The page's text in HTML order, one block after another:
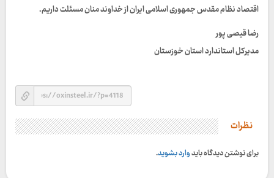
اقتصاد نظام مقدس جمهوری اسلامی ایران از خداوند منان مسئلت داریم.
رضا قیصی پور
مدیرکل استاندارد استان خوزستان
نظرات
برای نوشتن دیدگاه بایدوارد بشوید.